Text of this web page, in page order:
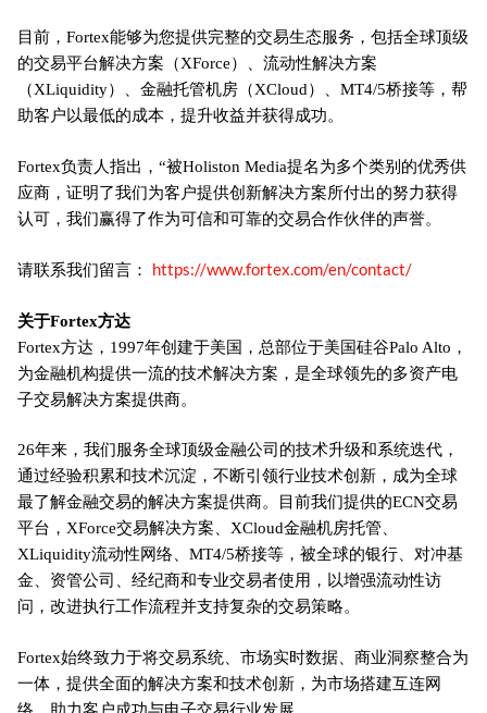
目前，Fortex能够为您提供完整的交易生态服务，包括全球顶级
的交易平台解决方案（XForce）、流动性解决方案
（XLiquidity）、金融托管机房（XCloud）、MT4/5桥接等，帮
助客户以最低的成本，提升收益并获得成功。
Fortex负责人指出，“被Holiston Media提名为多个类别的优秀供
应商，证明了我们为客户提供创新解决方案所付出的努力获得
认可，我们赢得了作为可信和可靠的交易合作伙伴的声誉。
请联系我们留言： https://www.fortex.com/en/contact/
关于Fortex方达
Fortex方达，1997年创建于美国，总部位于美国硅谷Palo Alto，
为金融机构提供一流的技术解决方案，是全球领先的多资产电
子交易解决方案提供商。
26年来，我们服务全球顶级金融公司的技术升级和系统迭代，
通过经验积累和技术沉淀，不断引领行业技术创新，成为全球
最了解金融交易的解决方案提供商。目前我们提供的ECN交易
平台，XForce交易解决方案、XCloud金融机房托管、
XLiquidity流动性网络、MT4/5桥接等，被全球的银行、对冲基
金、资管公司、经纪商和专业交易者使用，以增强流动性访
问，改进执行工作流程并支持复杂的交易策略。
Fortex始终致力于将交易系统、市场实时数据、商业洞察整合为
一体，提供全面的解决方案和技术创新，为市场搭建互连网
络，助力客户成功与电子交易行业发展。